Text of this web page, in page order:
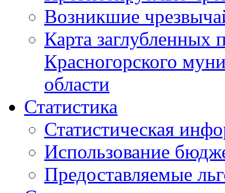
Возникшие
Карта
Красногорского
области
Статистика
Статистическая
Использование
Предоставляемые